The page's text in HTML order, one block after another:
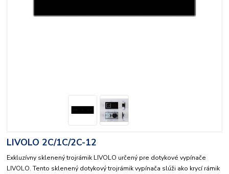
LIVOLO 2C/1C/2C-12
Exkluzívny sklenený trojrámik LIVOLO určený pre dotykové vypínače
LIVOLO. Tento sklenený dotykový trojrámik vypínača slúži ako krycí rámik